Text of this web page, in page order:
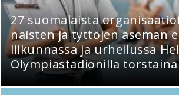
27 suomalaista
naisten ja tyttöjen aseman
liikunnassa ja urheilussa
Olympiastadionilla torstaina